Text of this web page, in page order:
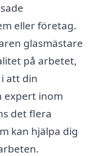
eller företag.
glasmästare
på arbetet,
att din
expert inom
det flera
kan hjälpa dig